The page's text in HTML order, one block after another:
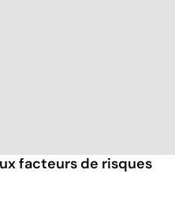
facteurs de risques